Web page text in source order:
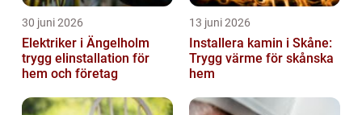
30 juni 2026
Elektriker i Ängelholm
trygg elinstallation för
hem och företag
13 juni 2026
Installera kamin i Skåne:
Trygg värme för skånska
hem